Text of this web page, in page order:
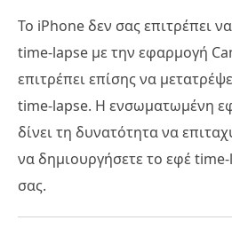
Το iPhone δεν σας επιτρέπει
time-lapse με την εφαρμογή
επιτρέπει επίσης να
time-lapse. Η ενσωματωμένη
δίνει τη δυνατότητα να
να δημιουργήσετε το εφέ
σας.